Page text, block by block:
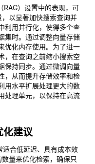
）设置中的表现，可
以显著加快搜索查询并
利用并行化，使得多个查
集时。通过调整向量存储
优化内存使用。为了进一
，在查询之前缩小搜索空
保持同步。通过微调向量
，从而提升存储效率和检
用水平扩展处理更大的数
处理单元，以保持在高流
建议
合低延迟、具有成本效
量来优化检索，确保只